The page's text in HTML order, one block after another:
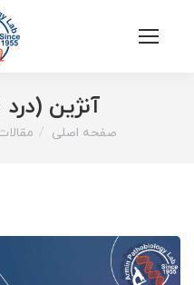
آنژین
You are here:
صفحه اصلی